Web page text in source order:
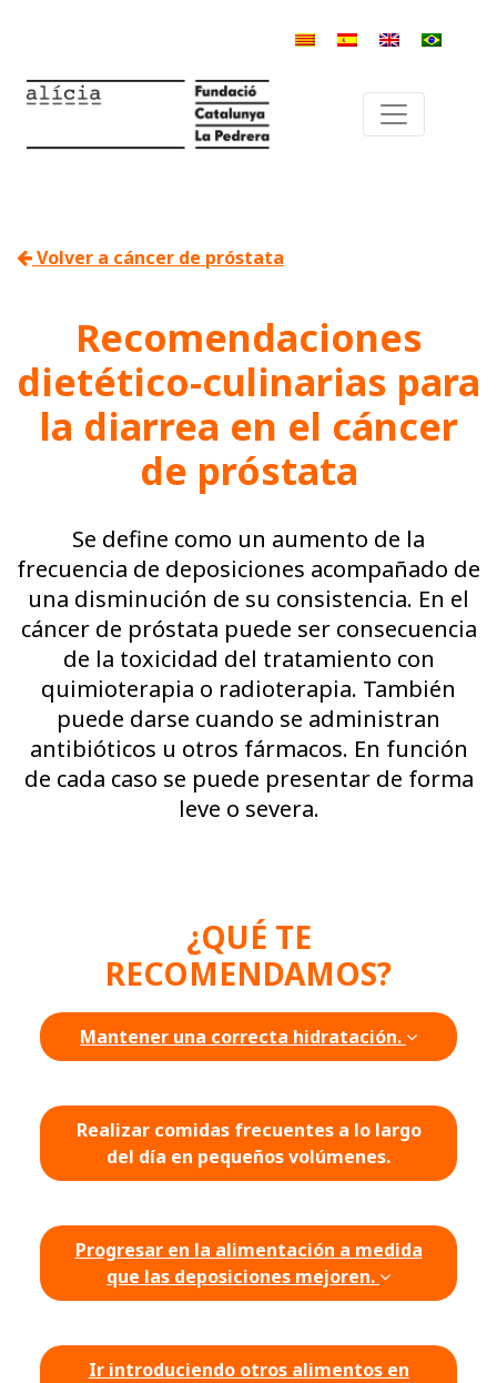
Volver a cáncer de próstata
Recomendaciones
dietético-culinarias para
la diarrea en el cáncer
de próstata
Se define como un aumento de la
frecuencia de deposiciones acompañado de
una disminución de su consistencia. En el
cáncer de próstata puede ser consecuencia
de la toxicidad del tratamiento con
quimioterapia o radioterapia. También
puede darse cuando se administran
antibióticos u otros fármacos. En función
de cada caso se puede presentar de forma
leve o severa.
¿QUÉ TE
RECOMENDAMOS?
Mantener una correcta hidratación.
Realizar comidas frecuentes a lo largo
del día en pequeños volúmenes.
Progresar en la alimentación a medida
que las deposiciones mejoren.
Ir introduciendo otros alimentos en